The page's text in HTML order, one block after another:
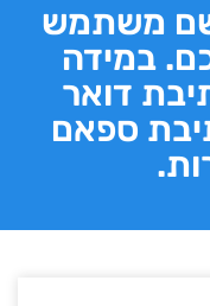
שם משתמש
במידה
דואר
ספאם